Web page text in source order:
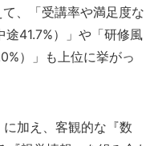
、「受講率や満足度な
41.7%）」や「研修風
）」も上位に挙がっ
加え、客観的な『数